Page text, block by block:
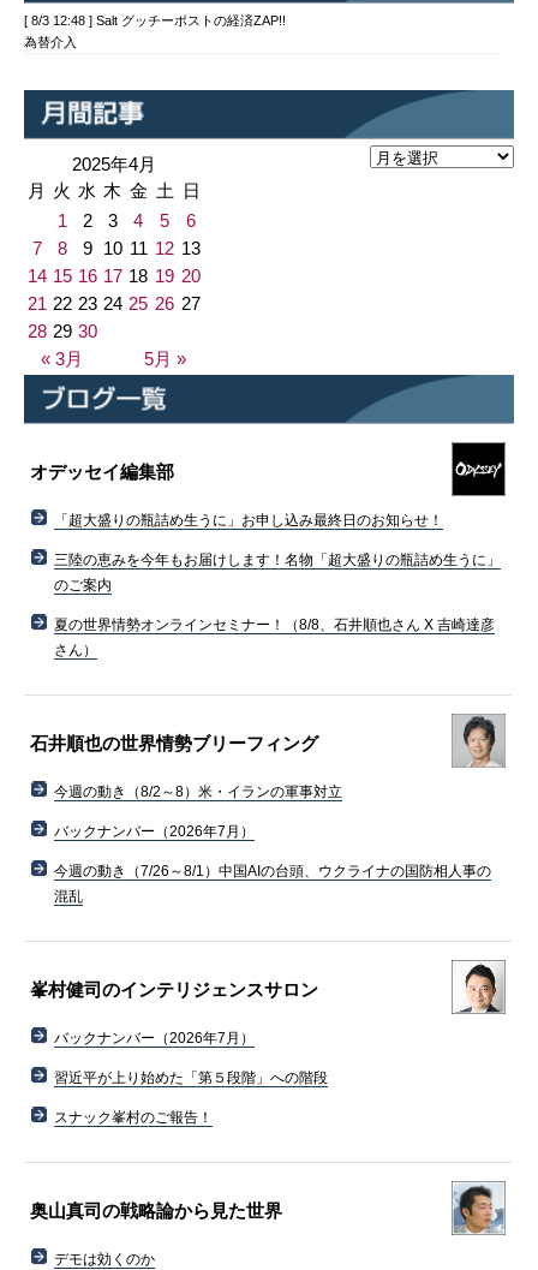
[ 8/3 12:48 ] Salt グッチーポストの経済ZAP!!
為替介入
2025年4月
月 火 水 木 金 土 日
« 3月 5月 »
1 2 3 4 5
6
7
8 9 10 11 12 13
14 15 16 17 18 19 20
21 22 23 24 25 26 27
28 29 30
オデッセイ編集部
「超大盛りの瓶詰め生うに」お申し込み最終日のお知らせ！
三陸の恵みを今年もお届けします！名物「超大盛りの瓶詰め生うに」
のご案内
夏の世界情勢オンラインセミナー！（8/8、石井順也さん X 吉崎達彦
さん）
石井順也の世界情勢ブリーフィング
今週の動き（8/2～8）米・イランの軍事対立
バックナンバー（2026年7月）
今週の動き（7/26～8/1）中国AIの台頭、ウクライナの国防相人事の
混乱
峯村健司のインテリジェンスサロン
バックナンバー（2026年7月）
習近平が上り始めた「第５段階」への階段
スナック峯村のご報告！
奥山真司の戦略論から見た世界
デモは効くのか